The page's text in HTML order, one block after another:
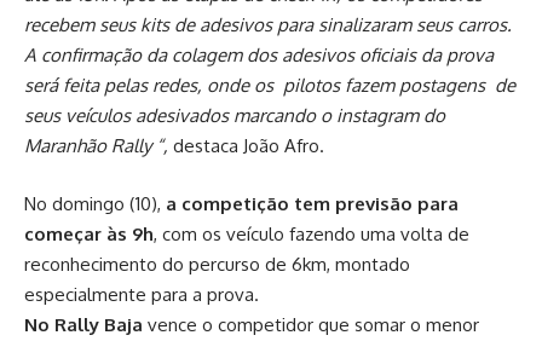
recebem seus kits de adesivos para sinalizaram seus carros.
A confirmação da colagem dos adesivos oficiais da prova
será feita pelas redes, onde os pilotos fazem postagens de
seus veículos adesivados marcando o instagram do
Maranhão Rally “, destaca João Afro.
No domingo (10), a competição tem previsão para
começar às 9h, com os veículo fazendo uma volta de
reconhecimento do percurso de 6km, montado
especialmente para a prova.
No Rally Baja vence o competidor que somar o menor